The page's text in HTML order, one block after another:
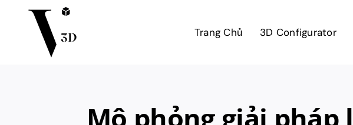
Trang Chủ 3D Configurator
Mô phỏng giải